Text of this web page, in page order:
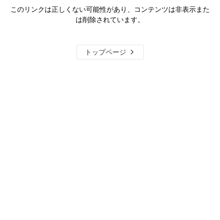
このリンクは正しくない可能性があり、コンテンツは非表示また
は削除されています。
トップページ